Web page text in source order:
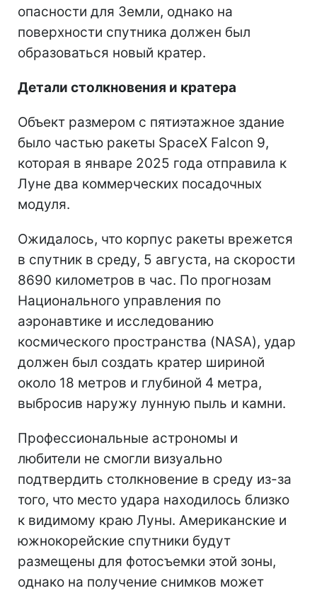
опасности для Земли, однако на
поверхности спутника должен был
образоваться новый кратер.
Детали столкновения и кратера
Объект размером с пятиэтажное здание
было частью ракеты SpaceX Falcon 9,
которая в январе 2025 года отправила к
Луне два коммерческих посадочных
модуля.
Ожидалось, что корпус ракеты врежется
в спутник в среду, 5 августа, на скорости
8690 километров в час. По прогнозам
Национального управления по
аэронавтике и исследованию
космического пространства (NASA), удар
должен был создать кратер шириной
около 18 метров и глубиной 4 метра,
выбросив наружу лунную пыль и камни.
Профессиональные астрономы и
любители не смогли визуально
подтвердить столкновение в среду из-за
того, что место удара находилось близко
к видимому краю Луны. Американские и
южнокорейские спутники будут
размещены для фотосъемки этой зоны,
однако на получение снимков может